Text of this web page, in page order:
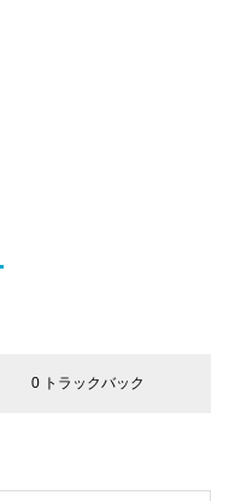
0 トラックバック